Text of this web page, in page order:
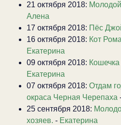
21 октября 2018:
Алена
17 октября 2018: Пёс
16 октября 2018: Кот
Екатерина
09 октября 2018:
Екатерина
07 октября 2018: Отдам
окраса Черная Черепаха
25 сентября 2018:
хозяев. - Екатерина